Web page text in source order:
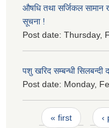
औषधि तथा सर्जिकल सामान
सूचना !
Post date: Thursday,
पशु खरिद सम्बन्धी
Post date: Monday,
Pages
« first ‹